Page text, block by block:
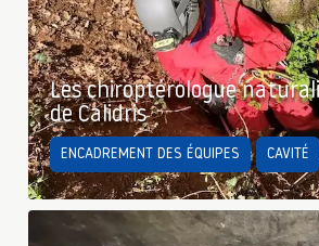
Les chiroptérologue
de Calidris
ENCADREMENT DES ÉQUIPES CAVITÉ